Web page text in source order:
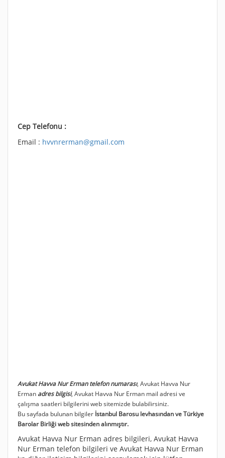
Cep Telefonu :
Email : hvvnrerman@gmail.com
Avukat Havva Nur Erman telefon numarası, Avukat Havva Nur
Erman adres bilgisi, Avukat Havva Nur Erman mail adresi ve
çalışma saatleri bilgilerini web sitemizde bulabilirsiniz.
Bu sayfada bulunan bilgiler İstanbul Barosu levhasından ve Türkiye
Barolar Birliği web sitesinden alınmıştır.
Avukat Havva Nur Erman adres bilgileri, Avukat Havva
Nur Erman telefon bilgileri ve Avukat Havva Nur Erman